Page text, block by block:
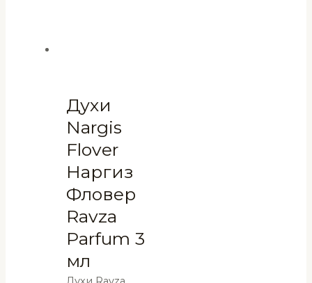
Духи
Nargis
Flover
Наргиз
Фловер
Ravza
Parfum 3
мл